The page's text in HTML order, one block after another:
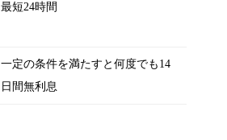
最短24時間
一定の条件を満たすと何度でも14
日間無利息